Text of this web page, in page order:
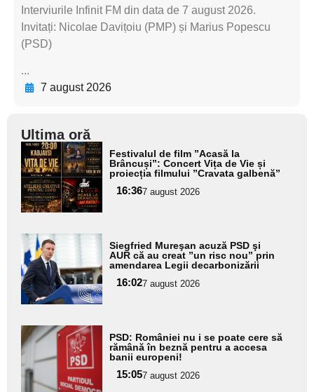
Interviurile Infinit FM din data de 7 august 2026.
Invitați: Nicolae Davițoiu (PMP) și Marius Popescu
(PSD)
...
7 august 2026
Ultima oră
Adaugă
aici textul
pentru
subtitlu
Festivalul de film ”Acasă la
Brâncuși”: Concert Vița de Vie și
proiecția filmului ”Cravata galbenă”
16:367 august 2026
Adaugă
aici textul
pentru
subtitlu
Siegfried Mureşan acuză PSD şi
AUR că au creat ”un risc nou” prin
amendarea Legii decarbonizării
16:027 august 2026
Adaugă
aici textul
pentru
subtitlu
PSD: României nu i se poate cere să
rămână în beznă pentru a accesa
banii europeni!
15:057 august 2026